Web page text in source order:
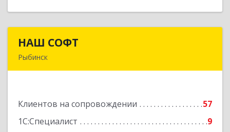
НАШ СОФТ
Рыбинск
Клиентов на сопровождении
57
1С:Специалист
9
Подробнее